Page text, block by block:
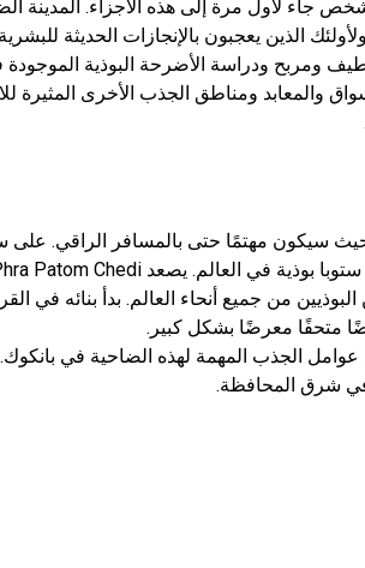
جاء لأول مرة إلى هذه الأجزاء. المدينة
الذين يعجبون بالإنجازات الحديثة
لطيف ومربح ودراسة الأضرحة البوذية
والمعابد ومناطق الجذب الأخرى المثيرة
سيكون مهتمًا حتى بالمسافر الراقي. على
من البوذيين من جميع أنحاء العالم. بدأ بنائه في
متحفًا معرضًا بشكل كبير.
عوامل الجذب المهمة لهذه الضاحية في بانكوك.
شرق المحافظة.